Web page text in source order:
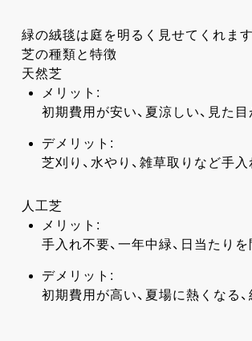
緑の絨毯は庭を明るく見せてくれます
芝の種類と特徴
天然芝
メリット:
初期費用が安い、夏涼しい、見た
デメリット:
芝刈り、水やり、雑草取りなど手
人工芝
メリット:
手入れ不要、一年中緑、日当たり
デメリット:
初期費用が高い、夏場に熱くなる